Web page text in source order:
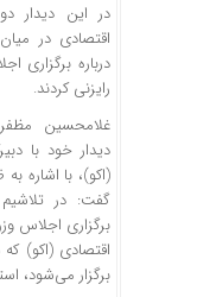
در این دیدار
اقتصادی در
درباره برگزاری
رایزنی کردند.
غلامحسین
دیدار خود با
(اکو)، با اشاره
گفت: در
برگزاری اجلاس
اقتصادی (اکو)
برگزار می‌شود،